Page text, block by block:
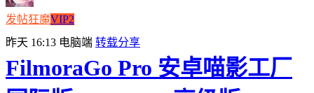
发帖狂魔VIP2
昨天 16:13 电脑端 转载分享
FilmoraGo Pro 安卓喵影工厂